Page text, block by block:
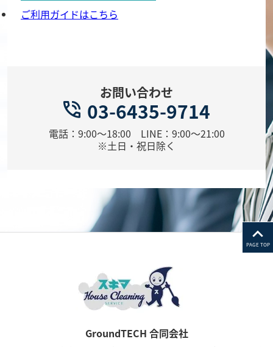
ご利用ガイドはこちら
お問い合わせ
03-6435-9714
電話：9:00～18:00 LINE：9:00～21:00
※土日・祝日除く
PAGE TOP
GroundTECH 合同会社